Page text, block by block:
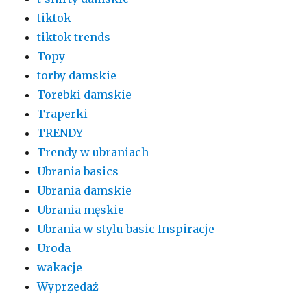
tiktok
tiktok trends
Topy
torby damskie
Torebki damskie
Traperki
TRENDY
Trendy w ubraniach
Ubrania basics
Ubrania damskie
Ubrania męskie
Ubrania w stylu basic Inspiracje
Uroda
wakacje
Wyprzedaż